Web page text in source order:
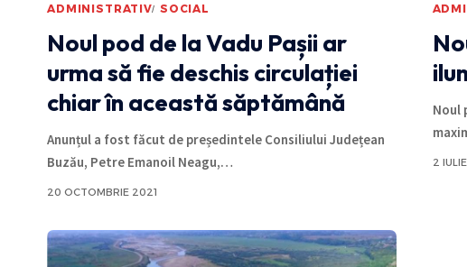
ADMINISTRATIV SOCIAL
Noul pod de la Vadu Pașii ar
urma să fie deschis circulației
chiar în această săptămână
Anunțul a fost făcut de președintele Consiliului Județean
Buzău, Petre Emanoil Neagu,…
20 OCTOMBRIE 2021
Noul
2